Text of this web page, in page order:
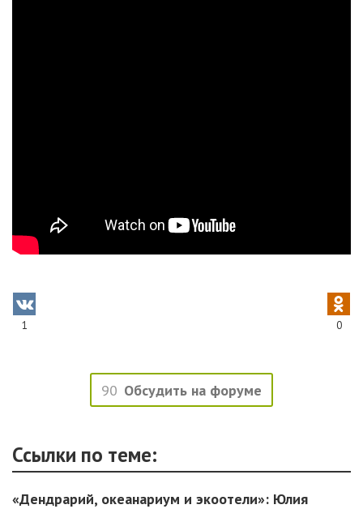
1 0
90 Обсудить на форуме
Ссылки по теме:
«Дендрарий, океанариум и экоотели»: Юлия